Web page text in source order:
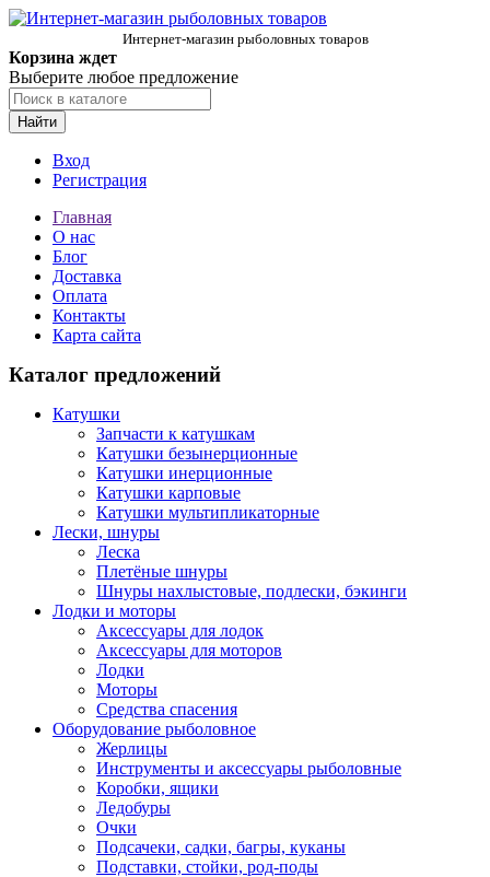
Интернет-магазин рыболовных товаров
Корзина ждет
Выберите любое предложение
Найти
Вход
Регистрация
Главная
О нас
Блог
Доставка
Оплата
Контакты
Карта сайта
Каталог предложений
Катушки
Запчасти к катушкам
Катушки безынерционные
Катушки инерционные
Катушки карповые
Катушки мультипликаторные
Лески, шнуры
Леска
Плетёные шнуры
Шнуры нахлыстовые, подлески, бэкинги
Лодки и моторы
Аксессуары для лодок
Аксессуары для моторов
Лодки
Моторы
Средства спасения
Оборудование рыболовное
Жерлицы
Инструменты и аксессуары рыболовные
Коробки, ящики
Ледобуры
Очки
Подсачеки, садки, багры, куканы
Подставки, стойки, род-поды